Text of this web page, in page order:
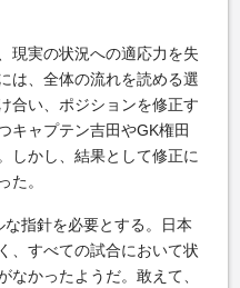
現実の状況への適応力を失
は、全体の流れを読める選
合い、ポジションを修正す
キャプテン吉田やGK権田
しかし、結果として修正に
た。
指針を必要とする。日本
、すべての試合において状
なかったようだ。敢えて、